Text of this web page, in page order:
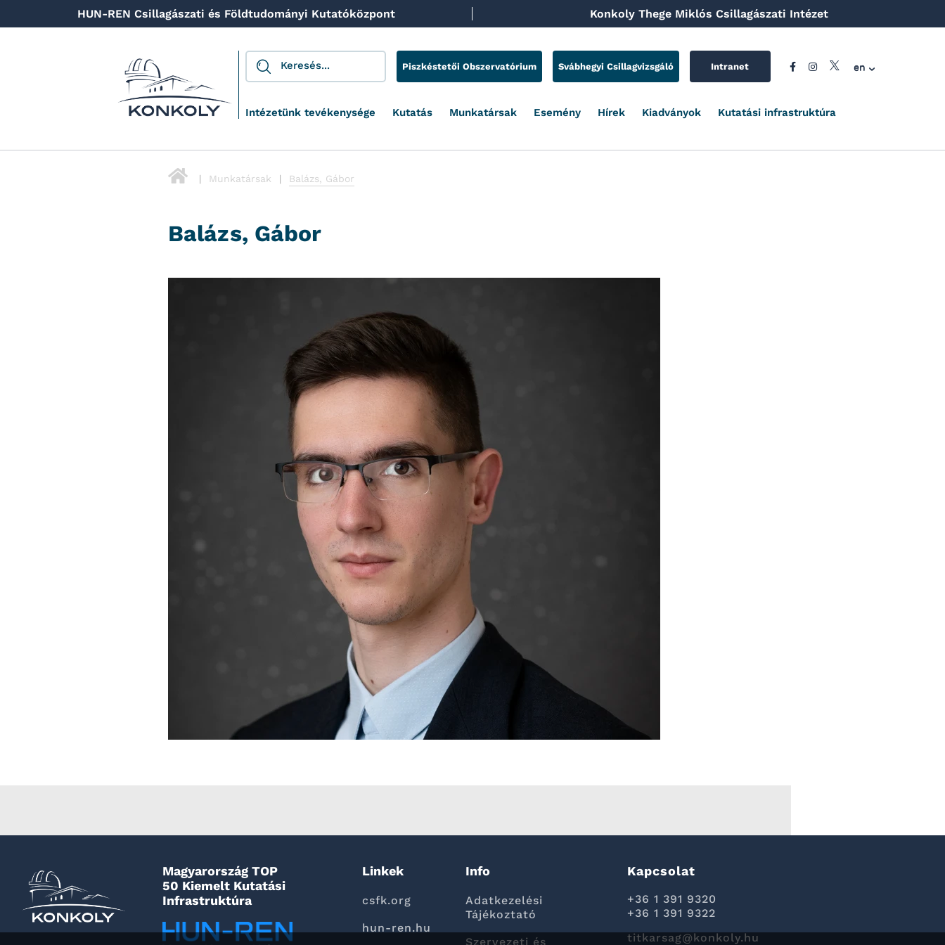
HUN-REN Csillagászati és Földtudományi Kutatóközpont Konkoly Thege Miklós Csillagászati Intézet
Piszkéstetői Obszervatórium Svábhegyi Csillagvizsgáló Intranet en
Intézetünk tevékenysége Kutatás Munkatársak Esemény Hírek Kiadványok Kutatási infrastruktúra
Munkatársak Balázs, Gábor
Balázs, Gábor
Magyarország TOP
50 Kiemelt Kutatási
Infrastruktúra
Linkek
csfk.org
hun-ren.hu
Info
Adatkezelési
Tájékoztató
Szervezeti és
Kapcsolat
+36 1 391 9320
+36 1 391 9322
titkarsag@konkoly.hu